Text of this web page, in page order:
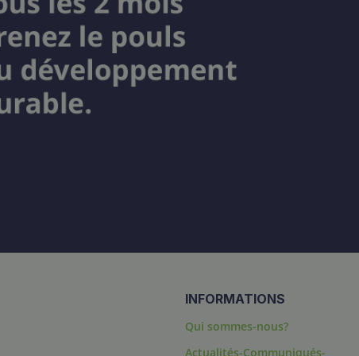
INFORMATIONS
Qui sommes-nous?
Actualités-Communiqués-